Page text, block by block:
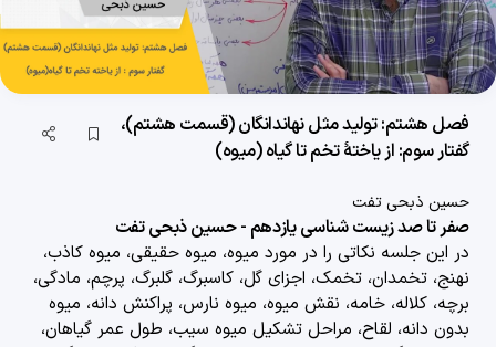
ویدیو
فصل هشتم: تولید مثل نهاندانگان (قسمت هشتم)،
گفتار سوم: از یاختۀ تخم تا گیاه (میوه)
حسین ذبحی تفت
صفر تا صد زیست شناسی یازدهم - حسین ذبحی تفت
در این جلسه نکاتی را در مورد میوه، میوه حقیقی، میوه کاذب،
نهنج، تخمدان، تخمک، اجزای گل، کاسبرگ، گلبرگ، پرچم، مادگی،
برچه، کلاله، خامه، نقش میوه، میوه نارس، پراکنش دانه، میوه
بدون دانه، لقاح، مراحل تشکیل میوه سیب، طول عمر گیاهان،
فصل هفتم: تولید مثل (قسمت دهم)، گفتار 3: رشد و نمو جنین (جفت، صوت‌نگاری و زایمان)
32 دقیقه 1404/12/04
33 دقیقه 1404/12/04
21 دقیقه
فصل هشتم: تولید مثل نهان‌دانگان (قسمت دوم)، گفتار 1: تولید مثل غیرجنسی
19 دقیقه 1404/12/04